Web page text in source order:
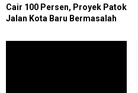
Cair 100 Persen, Proyek Patok
Jalan Kota Baru Bermasalah